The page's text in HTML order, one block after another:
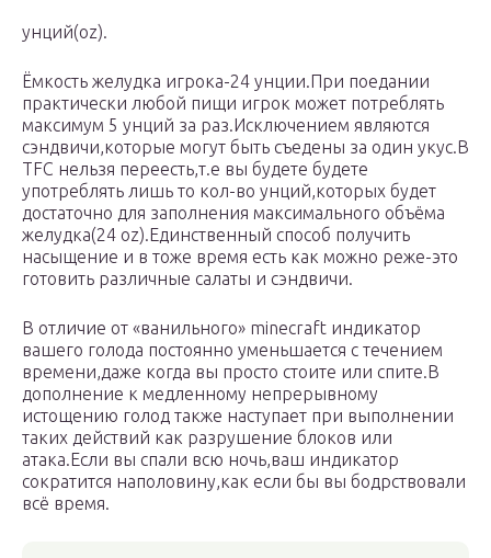
унций(oz).
Ёмкость желудка игрока-24 унции.При поедании
практически любой пищи игрок может потреблять
максимум 5 унций за раз.Исключением являются
сэндвичи,которые могут быть съедены за один укус.В
TFC нельзя переесть,т.е вы будете будете
употреблять лишь то кол-во унций,которых будет
достаточно для заполнения максимального объёма
желудка(24 oz).Единственный способ получить
насыщение и в тоже время есть как можно реже-это
готовить различные салаты и сэндвичи.
В отличие от «ванильного» minecraft индикатор
вашего голода постоянно уменьшается с течением
времени,даже когда вы просто стоите или спите.В
дополнение к медленному непрерывному
истощению голод также наступает при выполнении
таких действий как разрушение блоков или
атака.Если вы спали всю ночь,ваш индикатор
сократится наполовину,как если бы вы бодрствовали
всё время.